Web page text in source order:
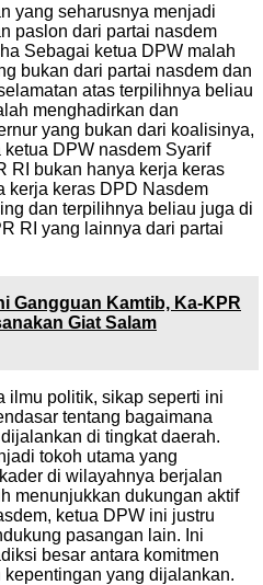
yang seharusnya menjadi
paslon dari partai nasdem
Sebagai ketua DPW malah
bukan dari partai nasdem dan
atas terpilihnya beliau
menghadirkan dan
yang bukan dari koalisinya,
DPW nasdem Syarif
RI bukan hanya kerja keras
kerja keras DPD Nasdem
dan terpilihnya beliau juga di
RI yang lainnya dari partai
Gangguan Kamtib, Ka-KPR
Giat Salam
ilmu politik, sikap seperti ini
tentang bagaimana
di tingkat daerah.
tokoh utama yang
di wilayahnya berjalan
menunjukkan dukungan aktif
ketua DPW ini justru
pasangan lain. Ini
besar antara komitmen
yang dijalankan.